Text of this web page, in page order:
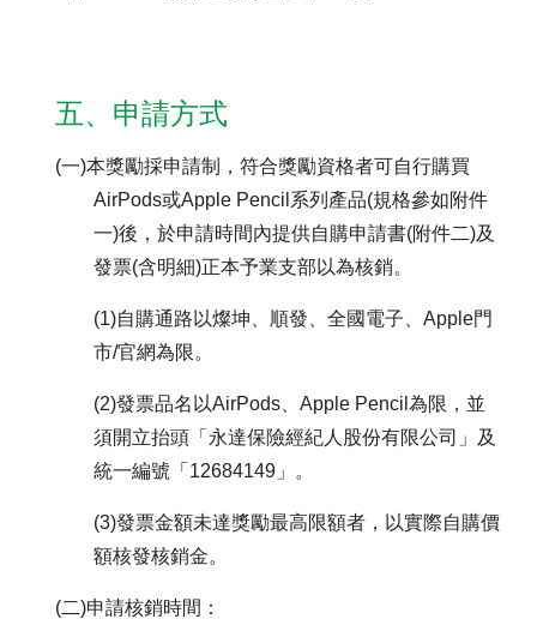
五、申請方式
(一)本獎勵採申請制，符合獎勵資格者可自行購買
AirPods或Apple Pencil系列產品(規格參如附件
一)後，於申請時間內提供自購申請書(附件二)及
發票(含明細)正本予業支部以為核銷。
(1)自購通路以燦坤、順發、全國電子、Apple門
市/官網為限。
(2)發票品名以AirPods、Apple Pencil為限，並
須開立抬頭「永達保險經紀人股份有限公司」及
統一編號「12684149」。
(3)發票金額未達獎勵最高限額者，以實際自購價
額核發核銷金。
(二)申請核銷時間：